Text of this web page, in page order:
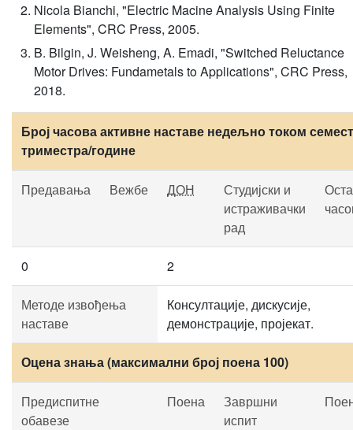
Nicola Bianchi, "Electric Macine Analysis Using Finite
Elements", CRC Press, 2005.
B. Bilgin, J. Weisheng, A. Emadi, "Switched Reluctance
Motor Drives: Fundametals to Applications", CRC Press,
2018.
Број часова активне наставе недељно током
триместра/године
Предавања Вежбе ДОН
Студијски и
истраживачки
рад
0 2
Методе извођења
наставе
Консултације, дискусије,
демонстрације, пројекат.
Оцена знања (максимални број поена 100)
Предиспитне
обавезе
Поена
Завршни
испит